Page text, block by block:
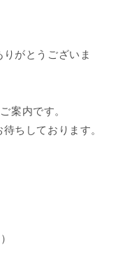
がとうございま
案内です。
ちしております。